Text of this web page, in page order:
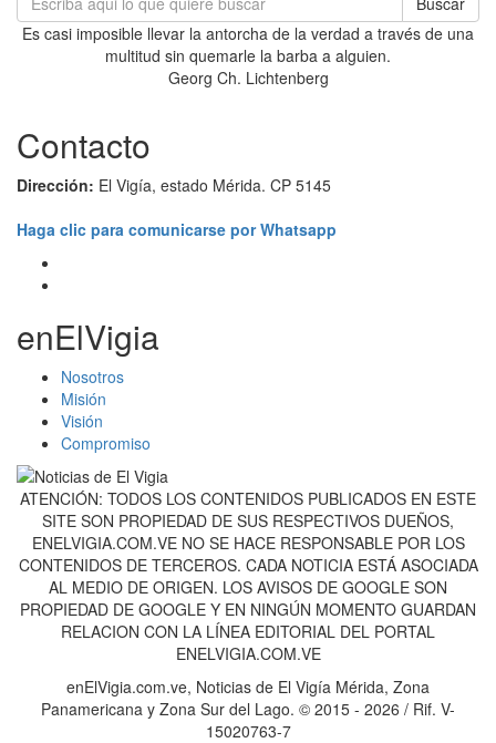
Es casi imposible llevar la antorcha de la verdad a través de una
multitud sin quemarle la barba a alguien.
Georg Ch. Lichtenberg
Contacto
Dirección: El Vigía, estado Mérida. CP 5145
Haga clic para comunicarse por Whatsapp
enElVigia
Nosotros
Misión
Visión
Compromiso
ATENCIÓN: TODOS LOS CONTENIDOS PUBLICADOS EN ESTE
SITE SON PROPIEDAD DE SUS RESPECTIVOS DUEÑOS,
ENELVIGIA.COM.VE NO SE HACE RESPONSABLE POR LOS
CONTENIDOS DE TERCEROS. CADA NOTICIA ESTÁ ASOCIADA
AL MEDIO DE ORIGEN. LOS AVISOS DE GOOGLE SON
PROPIEDAD DE GOOGLE Y EN NINGÚN MOMENTO GUARDAN
RELACION CON LA LÍNEA EDITORIAL DEL PORTAL
ENELVIGIA.COM.VE
enElVigia.com.ve, Noticias de El Vigía Mérida, Zona
Panamericana y Zona Sur del Lago. © 2015 - 2026 / Rif. V-
15020763-7